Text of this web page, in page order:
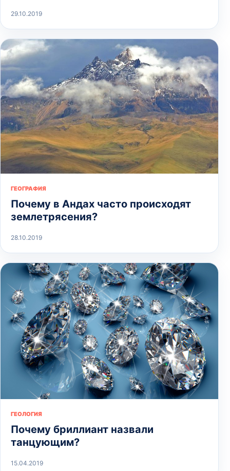
29.10.2019
ГЕОГРАФИЯ
Почему в Андах часто происходят
землетрясения?
28.10.2019
ГЕОЛОГИЯ
Почему бриллиант назвали
танцующим?
15.04.2019